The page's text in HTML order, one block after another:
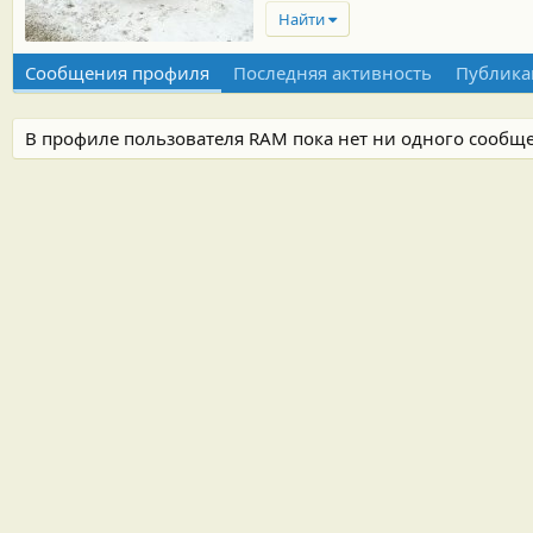
Найти
Сообщения профиля Последняя активность
В профиле пользователя RAM пока нет ни одного